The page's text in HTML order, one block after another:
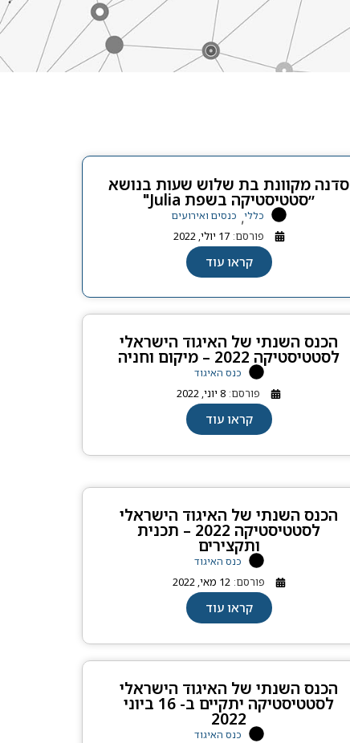
סדנה מקוונת בת שלוש שעות בנושא
״סטטיסטיקה בשפת Julia"
כללי, כנסים ואירועים
פורסם: 17 יולי, 2022
קראו עוד
הכנס השנתי של האיגוד הישראלי
לסטטיסטיקה 2022 – מיקום וחניה
כנס האיגוד
פורסם: 8 יוני, 2022
קראו עוד
הכנס השנתי של האיגוד הישראלי
לסטטיסטיקה 2022 – תכנית
ותקצירים
כנס האיגוד
פורסם: 12 מאי, 2022
קראו עוד
הכנס השנתי של האיגוד הישראלי
לסטטיסטיקה יתקיים ב- 16 ביוני
2022
כנס האיגוד